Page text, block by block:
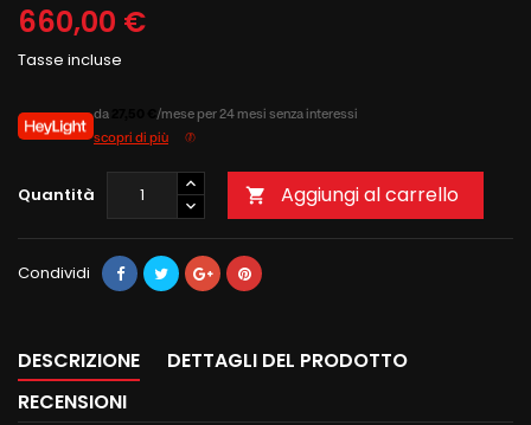
660,00 €
Tasse incluse
da
/mese per 24 mesi senza interessi
scopri di più
Quantità  Aggiungi al carrello
Condividi
DESCRIZIONE
DETTAGLI DEL PRODOTTO
RECENSIONI